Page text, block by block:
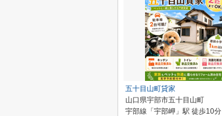
五十目山町貸家
山口県宇部市五十目山町
宇部線「宇部岬」駅 徒歩10分